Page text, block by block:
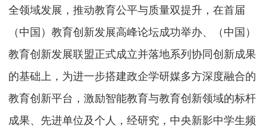
全领域发展，推动教育公平与质量双提升，在首届
（中国）教育创新发展高峰论坛成功举办、（中国）
教育创新发展联盟正式成立并落地系列协同创新成果
的基础上，为进一步搭建政企学研媒多方深度融合的
教育创新平台，激励智能教育与教育创新领域的标杆
成果、先进单位及个人，经研究，中央新影中学生频